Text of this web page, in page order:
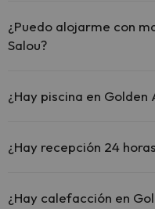
El Golden Acqua
comunes.
¿Puedo alojarme con
Salou?
¿Hay piscina en Golden
pago) Aquí tienes más info
¿Hay recepción 24
¿Hay calefacción en